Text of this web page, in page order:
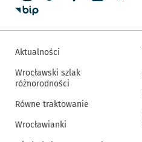
Aktualności
Wrocławski szlak
różnorodności
Równe traktowanie
Wrocławianki